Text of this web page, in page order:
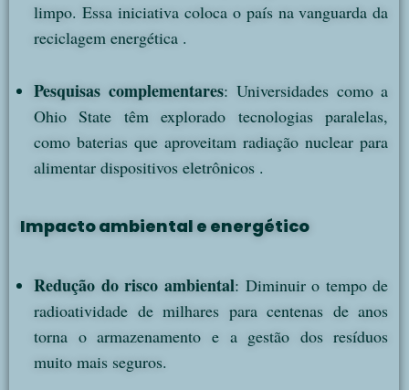
limpo. Essa iniciativa coloca o país na vanguarda da
reciclagem energética .
Pesquisas complementares: Universidades como a
Ohio State têm explorado tecnologias paralelas,
como baterias que aproveitam radiação nuclear para
alimentar dispositivos eletrônicos .
Impacto ambiental e energético
Redução do risco ambiental: Diminuir o tempo de
radioatividade de milhares para centenas de anos
torna o armazenamento e a gestão dos resíduos
muito mais seguros.